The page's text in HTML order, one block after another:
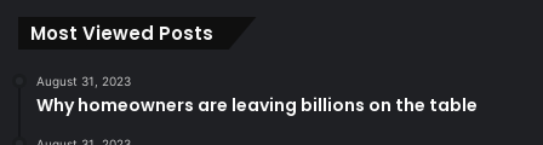
Most Viewed Posts
August 31, 2023
Why homeowners are leaving billions on the table